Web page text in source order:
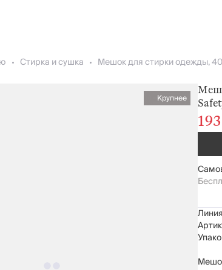
Стирка и сушка Мешок для стирки одежды,
Крупнее
Линия